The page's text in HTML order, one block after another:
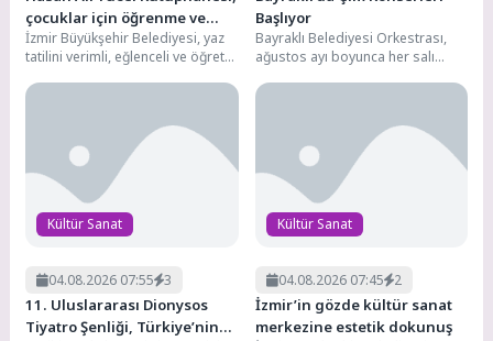
çocuklar için öğrenme ve
keşif merkezi oldu
İzmir Büyükşehir Belediyesi, yaz
tatilini verimli, eğlenceli ve öğretici
isteyen çocuklar için Hasan...
Başlıyor
Bayraklı Belediyesi Orkestrası,
ağustos ayı boyunca her salı
müziğin sevilen eserlerini...
Kültür Sanat
04.08.2026 07:55 3
11. Uluslararası Dionysos
Tiyatro Şenliği, Türkiye’nin
Kültür Sanat
04.08.2026 07:45 2
İzmir’in gözde kültür sanat
merkezine estetik dokunuş